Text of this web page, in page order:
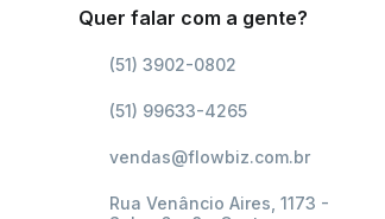
Quer falar com a gente?
(51) 3902-0802
(51) 99633-4265
vendas@flowbiz.com.br
Rua Venâncio Aires, 1173 -